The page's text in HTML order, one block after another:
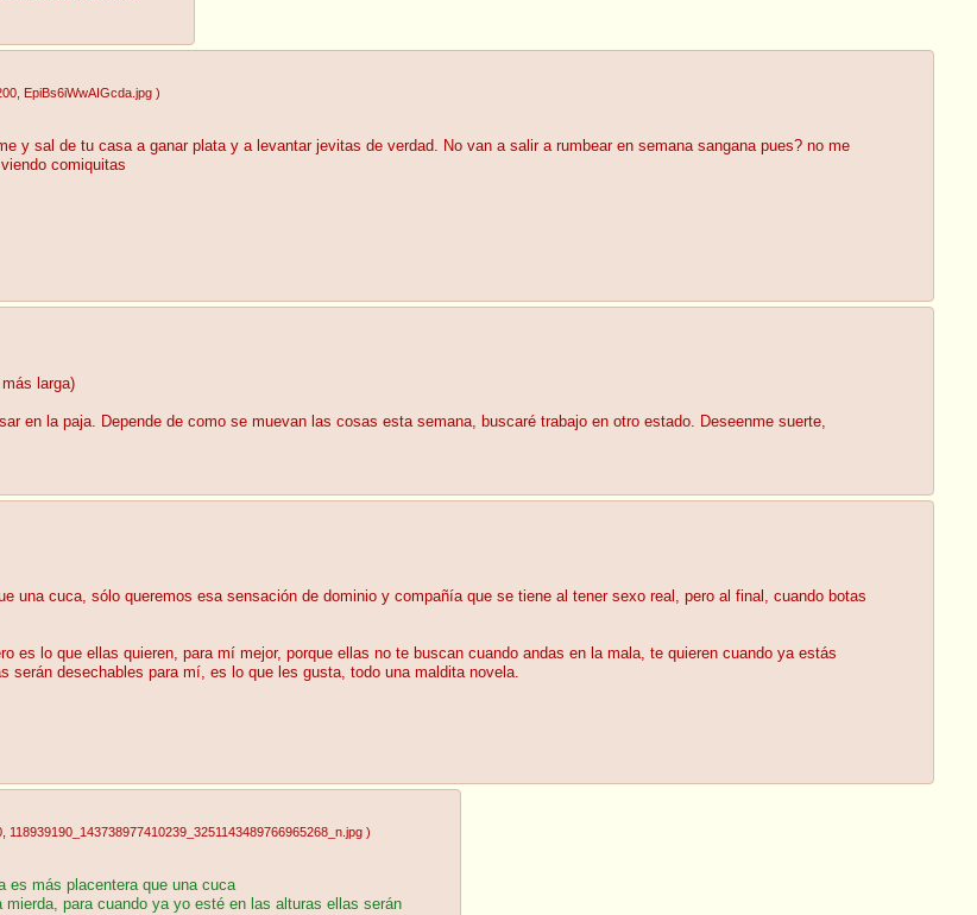
, EpiBs6iWwAIGcda.jpg )
y sal de tu casa a ganar plata y a levantar jevitas de verdad. No van a salir a rumbear en semana sangana pues? no me
comiquitas
larga)
en la paja. Depende de como se muevan las cosas esta semana, buscaré trabajo en otro estado. Deseenme suerte,
una cuca, sólo queremos esa sensación de dominio y compañía que se tiene al tener sexo real, pero al final, cuando botas
es lo que ellas quieren, para mí mejor, porque ellas no te buscan cuando andas en la mala, te quieren cuando ya estás
desechables para mí, es lo que les gusta, todo una maldita novela.
, 118939190_143738977410239_3251143489766965268_n.jpg )
es más placentera que una cuca
para cuando ya yo esté en las alturas ellas serán